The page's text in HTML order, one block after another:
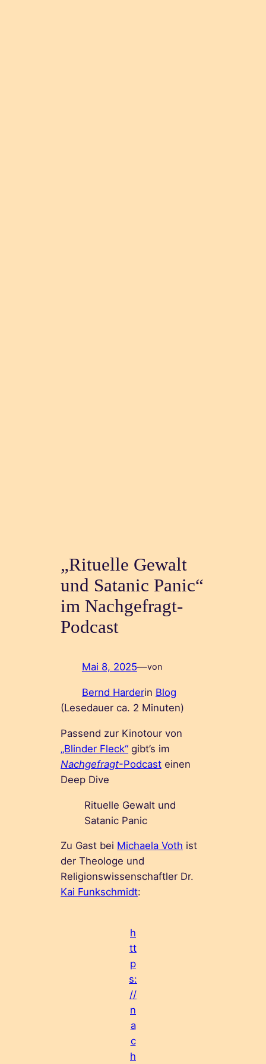
„Rituelle Gewalt
und Satanic Panic“
im Nachgefragt-
Podcast
Mai 8, 2025—von
Bernd Harderin Blog
(Lesedauer ca. 2 Minuten)
Passend zur Kinotour von
„Blinder Fleck“ gibt’s im
Nachgefragt-Podcast einen
Deep Dive
Rituelle Gewalt und
Satanic Panic
Zu Gast bei Michaela Voth ist
der Theologe und
Religionswissenschaftler Dr.
Kai Funkschmidt:
h
tt
p
s:
//
n
a
c
h